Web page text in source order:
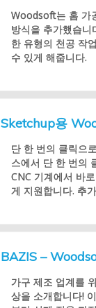
Woodsoft는 홈 가
방식을 추가했습니
한 유형의 천공 작
수 있게 해줍니다.
Sketchup용
단 한 번의 클릭으
스에서 단 한 번의
CNC 기계에서 바
게 지원합니다. 추
BAZIS –
가구 제조 업계를
상을 소개합니다!